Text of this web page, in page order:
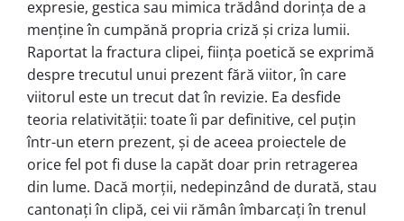
expresie, gestica sau mimica trădând dorința de a
menține în cumpănă propria criză și criza lumii.
Raportat la fractura clipei, ființa poetică se exprimă
despre trecutul unui prezent fără viitor, în care
viitorul este un trecut dat în revizie. Ea desfide
teoria relativității: toate îi par definitive, cel puțin
într-un etern prezent, și de aceea proiectele de
orice fel pot fi duse la capăt doar prin retragerea
din lume. Dacă morții, nedepinzând de durată, stau
cantonați în clipă, cei vii rămân îmbarcați în trenul